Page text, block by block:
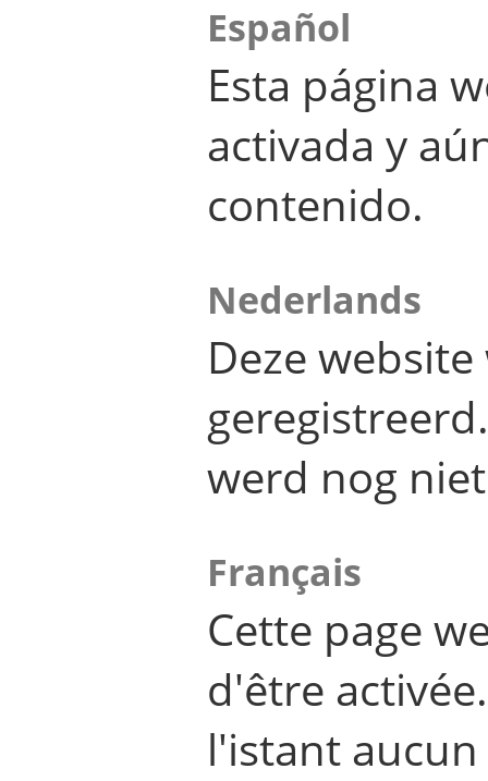
Español
Esta página
activada y
contenido.
Nederlands
Deze
werd nog
Français
Cette page
d'être
l'istant